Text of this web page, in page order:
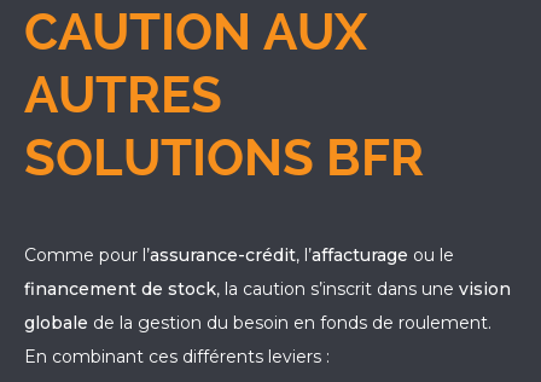
CAUTION AUX
AUTRES
SOLUTIONS BFR
Comme pour l’assurance-crédit, l’affacturage ou le
financement de stock, la caution s’inscrit dans une vision
globale de la gestion du besoin en fonds de roulement.
En combinant ces différents leviers :